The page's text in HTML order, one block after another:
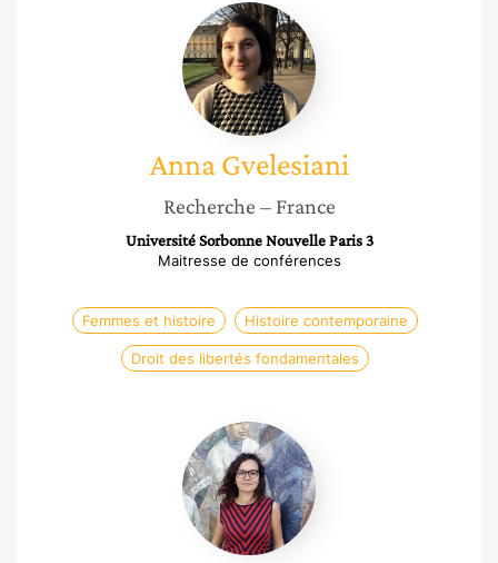
Anna
Gvelesiani
Anna Gvelesiani
Recherche – France
Université Sorbonne Nouvelle Paris 3
Maitresse de conférences
Femmes et histoire Histoire contemporaine
Droit des libertés fondamentales
Hélène
Balazard